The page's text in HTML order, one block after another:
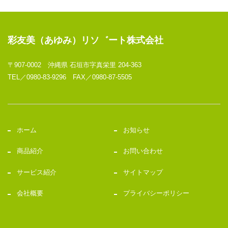
彩友美（あゆみ）リソ゛ート株式会社
〒907-0002 沖縄県 石垣市字真栄里 204-363
TEL／0980-83-9296 FAX／0980-87-5505
ホーム
商品紹介
サービス紹介
会社概要
お知らせ
お問い合わせ
サイトマップ
プライバシーポリシー